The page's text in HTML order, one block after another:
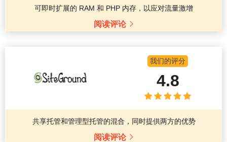
可即时扩展的 RAM 和 PHP 内存，以应对流量激增
阅读评论
我们的评分
4.8
共享托管和管理型托管的混合，同时提供两方的优势
阅读评论